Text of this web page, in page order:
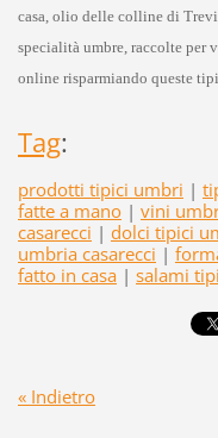
casa, olio delle colline di
specialità umbre, raccolte per
online risparmiando queste
Tag:
prodotti tipici umbri |
fatte a mano | vini
casarecci | dolci tipici
umbria casarecci |
fatto in casa | salami
« Indietro